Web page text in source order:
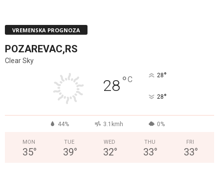
VREMENSKA PROGNOZA
POZAREVAC,RS
Clear Sky
28°C 28°
28°
44% 3.1kmh 0%
MON
35°
TUE
39°
WED
32°
THU
33°
FRI
33°